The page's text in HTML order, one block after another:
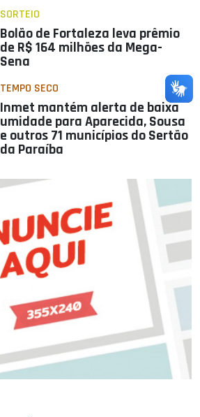
SORTEIO
Bolão de Fortaleza leva prêmio
de R$ 164 milhões da Mega-
Sena
TEMPO SECO
Inmet mantém alerta de baixa
umidade para Aparecida, Sousa
e outros 71 municípios do Sertão
da Paraíba